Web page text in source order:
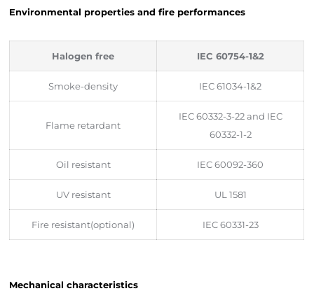
Environmental properties and fire performances
Halogen free IEC 60754-1&2
Smoke-density IEC 61034-1&2
Flame retardant
IEC 60332-3-22 and IEC
60332-1-2
Oil resistant IEC 60092-360
UV resistant UL 1581
Fire resistant(optional) IEC 60331-23
Mechanical characteristics